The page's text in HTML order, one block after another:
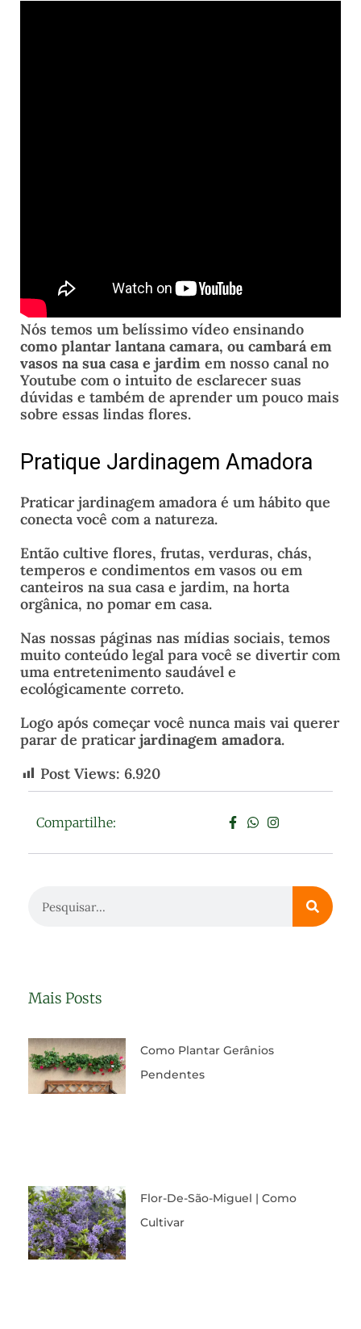
Nós temos um belíssimo vídeo ensinando
como plantar lantana camara, ou cambará em
vasos na sua casa e jardim em nosso canal no
Youtube com o intuito de esclarecer suas
dúvidas e também de aprender um pouco mais
sobre essas lindas flores.
Pratique Jardinagem Amadora
Praticar jardinagem amadora é um hábito que
conecta você com a natureza.
Então cultive flores, frutas, verduras, chás,
temperos e condimentos em vasos ou em
canteiros na sua casa e jardim, na horta
orgânica, no pomar em casa.
Nas nossas páginas nas mídias sociais, temos
muito conteúdo legal para você se divertir com
uma entretenimento saudável e
ecológicamente correto.
Logo após começar você nunca mais vai querer
parar de praticar jardinagem amadora.
Post Views: 6.920
Compartilhe:
Mais Posts
Como Plantar Gerânios
Pendentes
Flor-De-São-Miguel | Como
Cultivar